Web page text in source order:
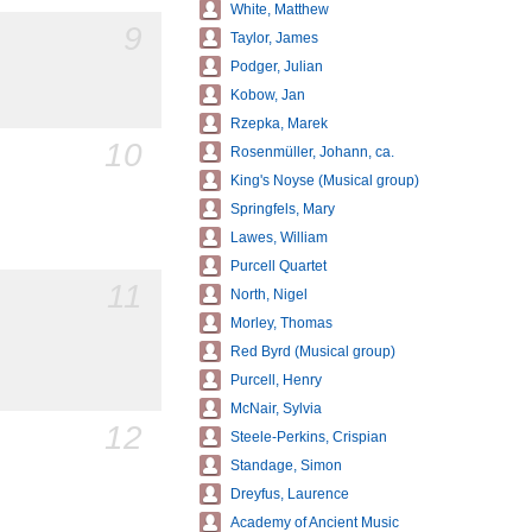
10
12
White, Matthew
Taylor, James
Podger, Julian
Kobow, Jan
Rzepka, Marek
Rosenmüller, Johann, ca.
King's Noyse (Musical group)
Springfels, Mary
Lawes, William
Purcell Quartet
North, Nigel
Morley, Thomas
Red Byrd (Musical group)
Purcell, Henry
McNair, Sylvia
Steele-Perkins, Crispian
Standage, Simon
Dreyfus, Laurence
Academy of Ancient Music